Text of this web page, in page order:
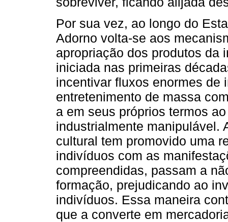
Por sua vez, ao longo do
Adorno volta-se aos
apropriação dos produtos da
iniciada nas primeiras
incentivar fluxos enormes de
entretenimento de massa
a em seus próprios termos
industrialmente manipulável.
cultural tem promovido uma
indivíduos com as
compreendidas, passam a
formação, prejudicando ao
indivíduos. Essa maneira
que a converte em